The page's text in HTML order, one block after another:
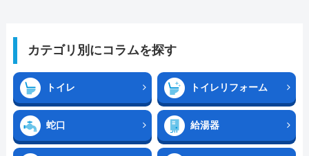
カテゴリ別にコラムを探す
トイレ トイレリフォーム
蛇口 給湯器